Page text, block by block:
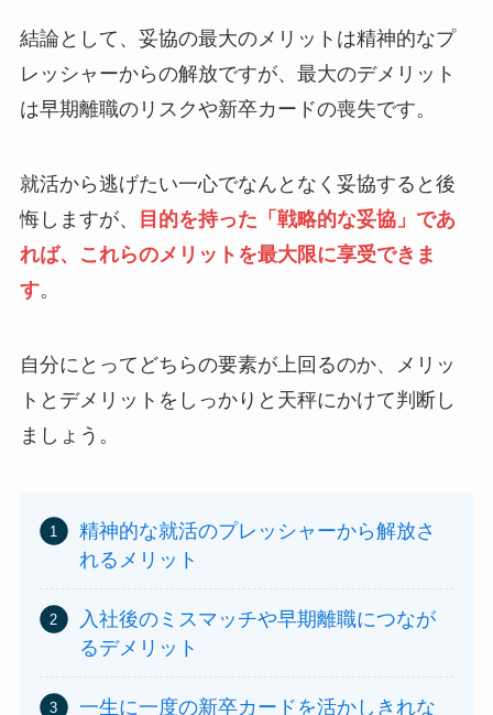
結論として、妥協の最大のメリットは精神的なプ
レッシャーからの解放ですが、最大のデメリット
は早期離職のリスクや新卒カードの喪失です。
就活から逃げたい一心でなんとなく妥協すると後
悔しますが、
目的を持った「戦略的な妥協」であ
れば、これらのメリットを最大限に享受できま
す。
自分にとってどちらの要素が上回るのか、メリッ
トとデメリットをしっかりと天秤にかけて判断し
ましょう。
精神的な就活のプレッシャーから解放さ
れるメリット
入社後のミスマッチや早期離職につなが
るデメリット
一生に一度の新卒カードを活かしきれな